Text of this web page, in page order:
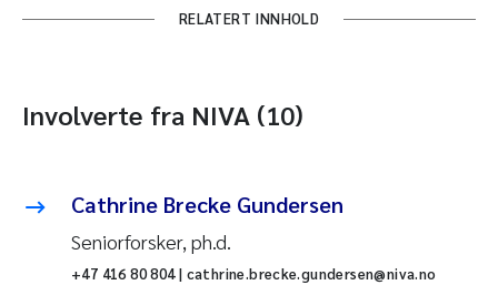
RELATERT INNHOLD
Involverte fra NIVA (10)
Cathrine Brecke Gundersen
Seniorforsker, ph.d.
+47 416 80 804 | cathrine.brecke.gundersen@niva.no